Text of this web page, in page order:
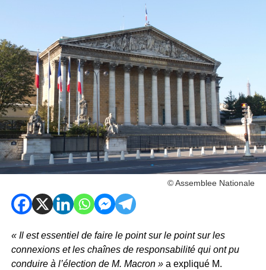
© Assemblee Nationale
« Il est essentiel de faire le point sur le point sur les
connexions et les chaînes de responsabilité qui ont pu
conduire à l’élection de M. Macron »a expliqué M.